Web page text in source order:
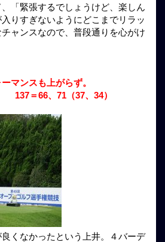
「緊張するでしょうけど、楽しん
りすぎないようにどこまでリラッ
ャンスなので、普段通りを心がけ
マンスも上がらず。
137＝66、71（37、34）
くなかったという上井。４バーデ